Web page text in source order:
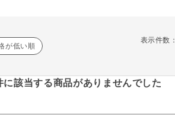
が低い順
表示件数：
に該当する商品がありませんでした